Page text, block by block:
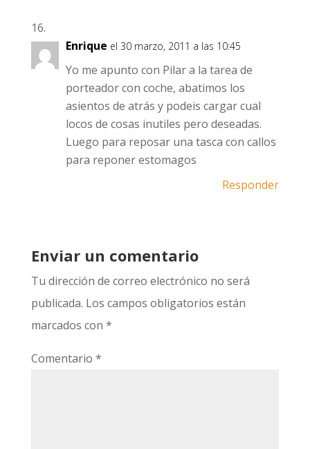
Enrique el 30 marzo, 2011 a las 10:45
Yo me apunto con Pilar a la tarea de
porteador con coche, abatimos los
asientos de atrás y podeis cargar cual
locos de cosas inutiles pero deseadas.
Luego para reposar una tasca con callos
para reponer estomagos
Responder
Enviar un comentario
Tu dirección de correo electrónico no será
publicada. Los campos obligatorios están
marcados con *
Comentario *